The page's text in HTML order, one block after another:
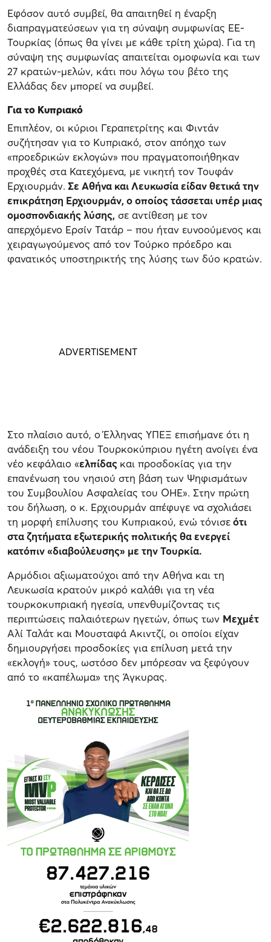
Εφόσον αυτό συμβεί, θα απαιτηθεί η έναρξη
διαπραγματεύσεων για τη σύναψη συμφωνίας ΕΕ-
Τουρκίας (όπως θα γίνει με κάθε τρίτη χώρα). Για τη
σύναψη της συμφωνίας απαιτείται ομοφωνία και των
27 κρατών-μελών, κάτι που λόγω του βέτο της
Ελλάδας δεν μπορεί να συμβεί.
Για το Κυπριακό
Επιπλέον, οι κύριοι Γεραπετρίτης και Φιντάν
συζήτησαν για το Κυπριακό, στον απόηχο των
«προεδρικών εκλογών» που πραγματοποιήθηκαν
προχθές στα Κατεχόμενα, με νικητή τον Τουφάν
Ερχιουρμάν. Σε Αθήνα και Λευκωσία είδαν θετικά την
επικράτηση Ερχιουρμάν, ο οποίος τάσσεται υπέρ μιας
ομοσπονδιακής λύσης, σε αντίθεση με τον
απερχόμενο Ερσίν Τατάρ – που ήταν ευνοούμενος και
χειραγωγούμενος από τον Τούρκο πρόεδρο και
φανατικός υποστηρικτής της λύσης των δύο κρατών.
Στο πλαίσιο αυτό, ο Έλληνας ΥΠΕΞ επισήμανε ότι η
ανάδειξη του νέου Τουρκοκύπριου ηγέτη ανοίγει ένα
νέο κεφάλαιο «ελπίδας και προσδοκίας για την
επανένωση του νησιού στη βάση των Ψηφισμάτων
του Συμβουλίου Ασφαλείας του ΟΗΕ». Στην πρώτη
του δήλωση, ο κ. Ερχιουρμάν απέφυγε να σχολιάσει
τη μορφή επίλυσης του Κυπριακού, ενώ τόνισεότι
στα ζητήματα εξωτερικής πολιτικής θα ενεργεί
κατόπιν «διαβούλευσης» με την Τουρκία.
Αρμόδιοι αξιωματούχοι από την Αθήνα και τη
Λευκωσία κρατούν μικρό καλάθι για τη νέα
τουρκοκυπριακή ηγεσία, υπενθυμίζοντας τις
περιπτώσεις παλαιότερων ηγετών, όπως των Μεχμέτ
Αλί Ταλάτ και Μουσταφά Ακιντζί, οι οποίοι είχαν
δημιουργήσει προσδοκίες για επίλυση μετά την
«εκλογή» τους, ωστόσο δεν μπόρεσαν να ξεφύγουν
από το «καπέλωμα» της Άγκυρας.